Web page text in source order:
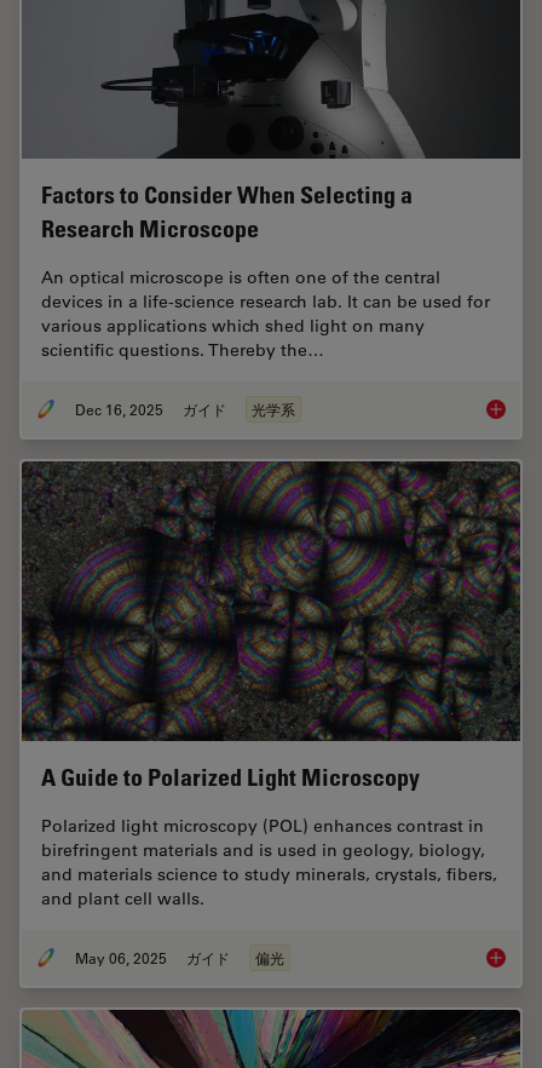
Factors to Consider When Selecting a
Research Microscope
An optical microscope is often one of the central
devices in a life-science research lab. It can be used for
various applications which shed light on many
scientific questions. Thereby the…
Dec 16, 2025 ガイド 光学系 Factors
A Guide to Polarized Light Microscopy
Polarized light microscopy (POL) enhances contrast in
birefringent materials and is used in geology, biology,
and materials science to study minerals, crystals, fibers,
and plant cell walls.
May 06, 2025 ガイド 偏光 A